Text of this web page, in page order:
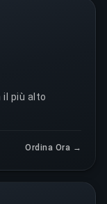
più alto
Ordina Ora →